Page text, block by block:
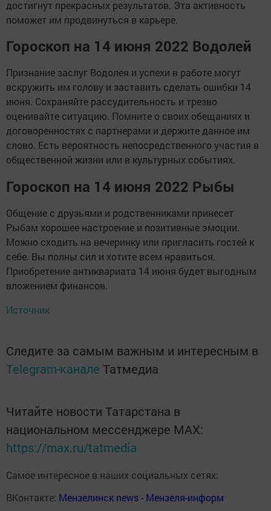
достигнут прекрасных результатов. Эта активность
поможет им продвинуться в карьере.
Гороскоп на 14 июня 2022 Водолей
Признание заслуг Водолея и успехи в работе могут
вскружить им голову и заставить сделать ошибки 14
июня. Сохраняйте рассудительность и трезво
оценивайте ситуацию. Помните о своих обещаниях и
договоренностях с партнерами и держите данное им
слово. Есть вероятность непосредственного участия в
общественной жизни или в культурных событиях.
Гороскоп на 14 июня 2022 Рыбы
Общение с друзьями и родственниками принесет
Рыбам хорошее настроение и позитивные эмоции.
Можно сходить на вечеринку или пригласить гостей к
себе. Вы полны сил и хотите всем нравиться.
Приобретение антиквариата 14 июня будет выгодным
вложением финансов.
Источник
Следите за самым важным и интересным в
Telegram-канале Татмедиа
Читайте новости Татарстана в
национальном мессенджере MАХ:
https://max.ru/tatmedia
Самое интересное в наших социальных сетях:
ВКонтакте: Мензелинск news - Мензеля-информ